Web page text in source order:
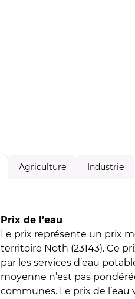
Agriculture Industrie
Prix de l’eau
Le prix représente un prix
territoire Noth (23143). Ce
par les services d’eau
moyenne n’est pas
communes. Le prix de